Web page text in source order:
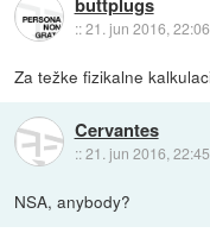
::21. jun 2016, 22:06
Za težke fizikalne
Cervantes
::21. jun 2016, 22:45
NSA, anybody?